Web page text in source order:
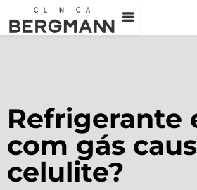
Refrigerante
com gás
celulite?